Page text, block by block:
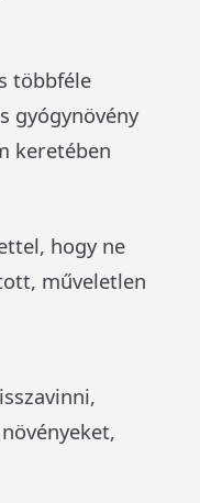
többféle
gyógynövény
keretében
hogy ne
műveletlen